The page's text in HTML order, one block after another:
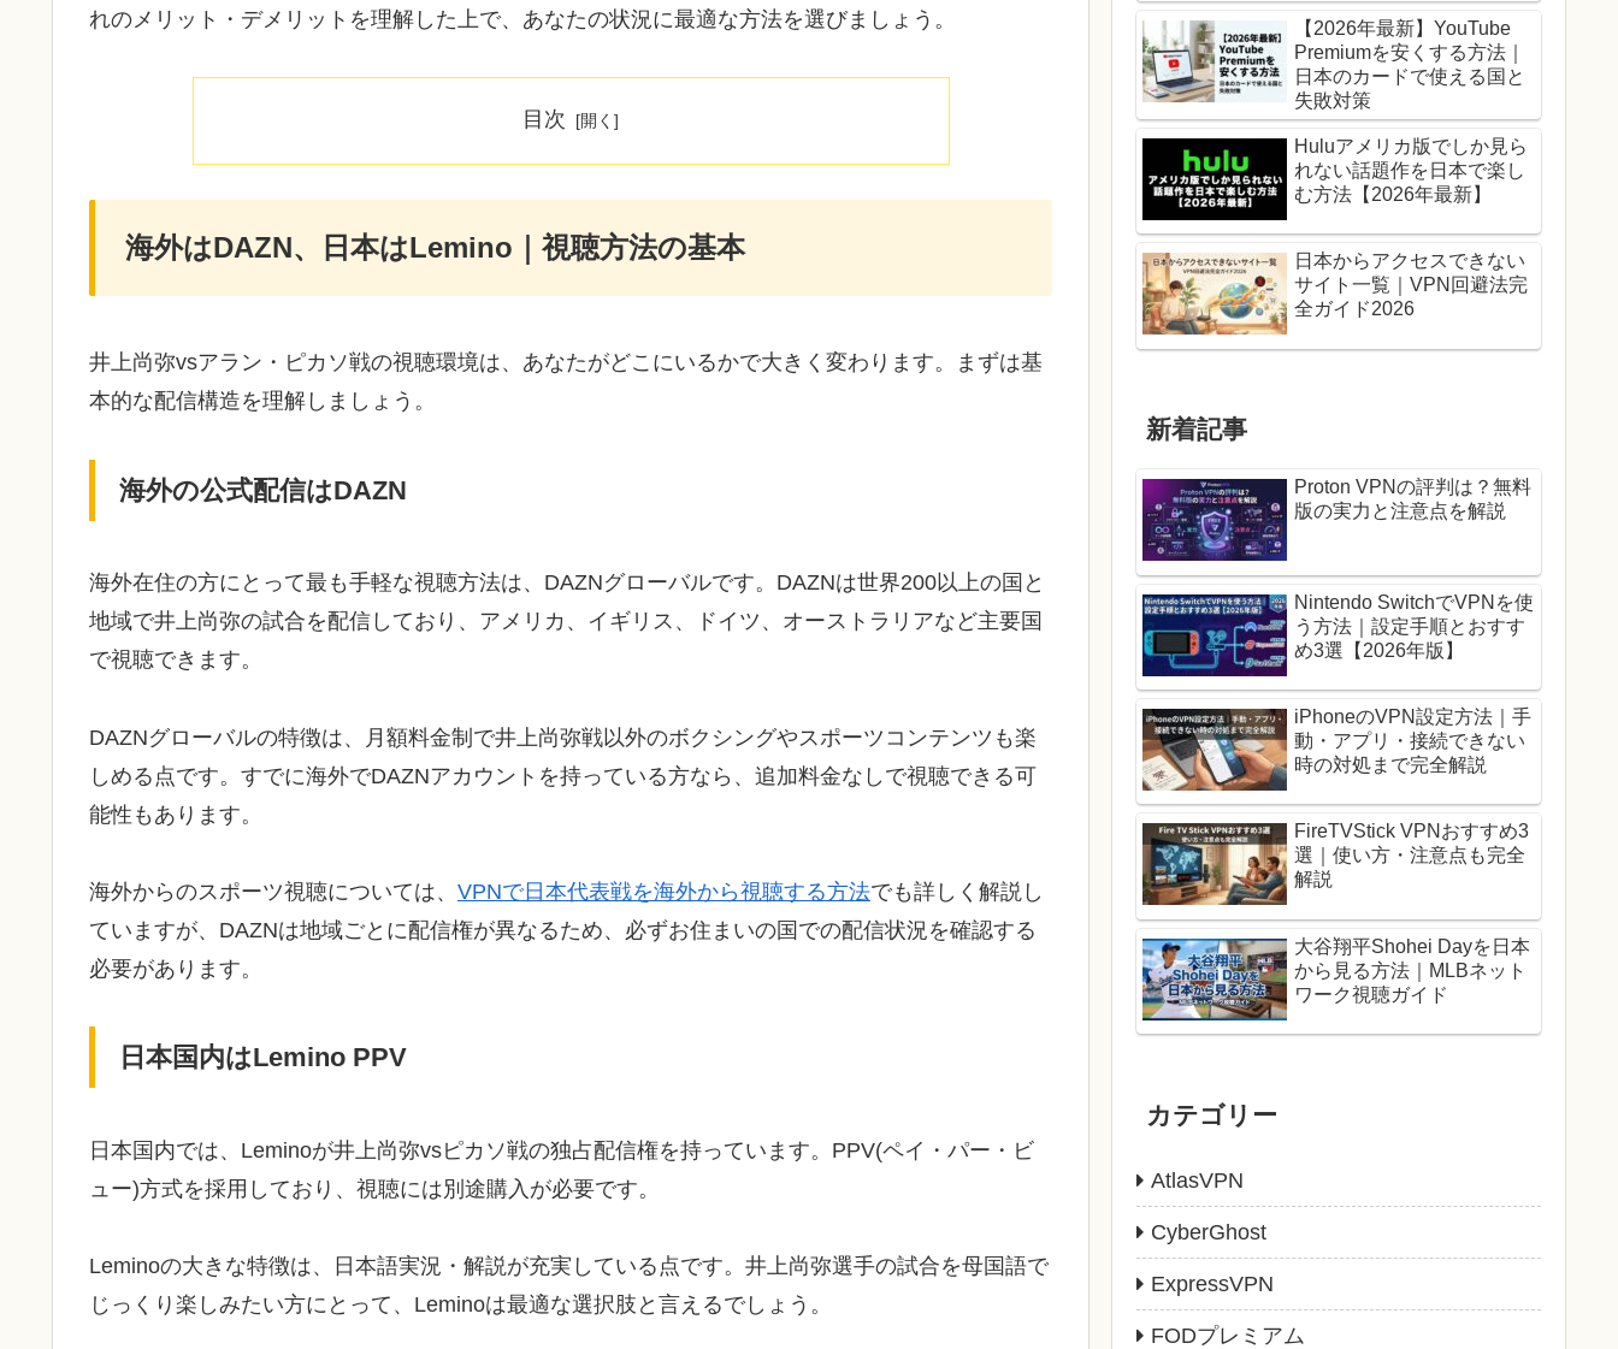
れのメリット・デメリットを理解した上で、あなたの状況に最適な方法を選びましょう。
目次
海外はDAZN、日本はLemino｜視聴方法の基本
井上尚弥vsアラン・ピカソ戦の視聴環境は、あなたがどこにいるかで大きく変わります。まずは基
本的な配信構造を理解しましょう。
海外の公式配信はDAZN
海外在住の方にとって最も手軽な視聴方法は、DAZNグローバルです。DAZNは世界200以上の国と
地域で井上尚弥の試合を配信しており、アメリカ、イギリス、ドイツ、オーストラリアなど主要国
で視聴できます。
DAZNグローバルの特徴は、月額料金制で井上尚弥戦以外のボクシングやスポーツコンテンツも楽
しめる点です。すでに海外でDAZNアカウントを持っている方なら、追加料金なしで視聴できる可
能性もあります。
海外からのスポーツ視聴については、 VPNで日本代表戦を海外から視聴する方法でも詳しく解説し
ていますが、DAZNは地域ごとに配信権が異なるため、必ずお住まいの国での配信状況を確認する
必要があります。
日本国内はLemino PPV
日本国内では、Leminoが井上尚弥vsピカソ戦の独占配信権を持っています。PPV(ペイ・パー・ビ
ュー)方式を採用しており、視聴には別途購入が必要です。
Leminoの大きな特徴は、日本語実況・解説が充実している点です。井上尚弥選手の試合を母国語で
じっくり楽しみたい方にとって、Leminoは最適な選択肢と言えるでしょう。
【2026年最新】YouTube
Premiumを安くする方法｜
日本のカードで使える国と
失敗対策
Huluアメリカ版でしか見ら
れない話題作を日本で楽し
む方法【2026年最新】
日本からアクセスできない
サイト一覧｜VPN回避法完
全ガイド2026
新着記事
Proton VPNの評判は？無料
版の実力と注意点を解説
Nintendo SwitchでVPNを使
う方法｜設定手順とおすす
め3選【2026年版】
iPhoneのVPN設定方法｜手
動・アプリ・接続できない
時の対処まで完全解説
FireTVStick VPNおすすめ3
選｜使い方・注意点も完全
解説
大谷翔平Shohei Dayを日本
から見る方法｜MLBネット
ワーク視聴ガイド
カテゴリー
AtlasVPN
CyberGhost
ExpressVPN
FODプレミアム